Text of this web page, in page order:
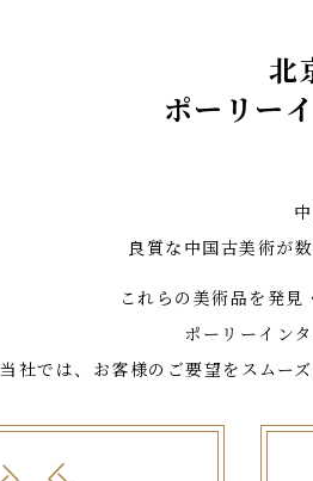
北
ポーリー
良質な中国古美術が
これらの美術品を発
ポーリーイン
当社では、お客様のご要望をスムー